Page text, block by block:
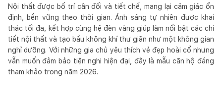
Nội thất được bố trí cân đối và tiết chế, mang lại cảm giác ổn
định, bền vững theo thời gian. Ánh sáng tự nhiên được khai
thác tối đa, kết hợp cùng hệ đèn vàng giúp làm nổi bật các chi
tiết nội thất và tạo bầu không khí thư giãn như một không gian
nghỉ dưỡng. Với những gia chủ yêu thích vẻ đẹp hoài cổ nhưng
vẫn muốn đảm bảo tiện nghi hiện đại, đây là mẫu căn hộ đáng
tham khảo trong năm 2026.